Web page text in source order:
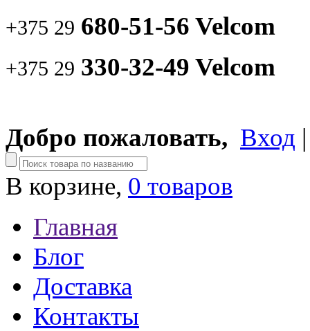
+375 29 680-51-56 Velcom
+375 29 330-32-49 Velcom
Добро пожаловать, Вход
В корзине, 0 товаров
Главная
Блог
Доставка
Контакты